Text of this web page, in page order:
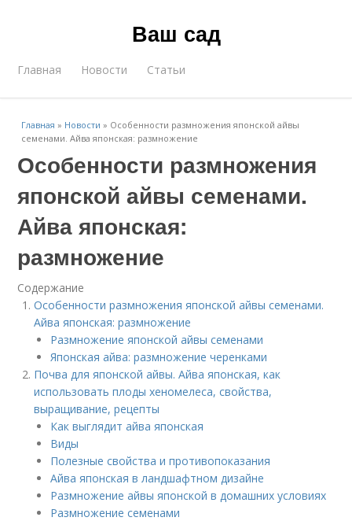
Ваш сад
Главная Новости Статьи
Главная » Новости » Особенности размножения японской айвы
семенами. Айва японская: размножение
Особенности размножения
японской айвы семенами.
Айва японская:
размножение
Содержание
Особенности размножения японской айвы семенами.
Айва японская: размножение
Размножение японской айвы семенами
Японская айва: размножение черенками
Почва для японской айвы. Айва японская, как
использовать плоды хеномелеса, свойства,
выращивание, рецепты
Как выглядит айва японская
Виды
Полезные свойства и противопоказания
Айва японская в ландшафтном дизайне
Размножение айвы японской в домашних условиях
Размножение семенами